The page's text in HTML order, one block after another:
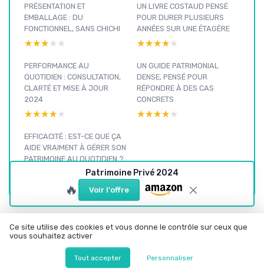
PRÉSENTATION ET
EMBALLAGE : DU
FONCTIONNEL, SANS CHICHI
★★★★★
★★★★★
UN LIVRE COSTAUD PENSÉ
POUR DURER PLUSIEURS
ANNÉES SUR UNE ÉTAGÈRE
★★★★★
★★★★★
PERFORMANCE AU
QUOTIDIEN : CONSULTATION,
CLARTÉ ET MISE À JOUR
2024
★★★★★
★★★★★
UN GUIDE PATRIMONIAL
DENSE, PENSÉ POUR
RÉPONDRE À DES CAS
CONCRETS
★★★★★
★★★★★
EFFICACITÉ : EST-CE QUE ÇA
AIDE VRAIMENT À GÉRER SON
PATRIMOINE AU QUOTIDIEN ?
Livres
culture et
Patrimoine Privé 2024
🔥 Voir l'offre
Ce site utilise des cookies et vous donne le contrôle sur ceux que
vous souhaitez activer
Tout accepter Personnaliser